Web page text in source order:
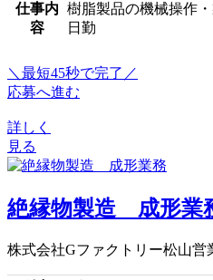
仕事内
容
樹脂製品の機械操作
日勤
＼最短45秒で完了／
応募へ進む
詳しく
見る
絶縁物製造 成形業
株式会社Gファクトリー松山営